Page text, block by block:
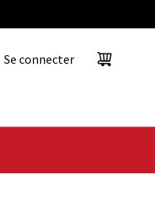
Se connecter
Panier